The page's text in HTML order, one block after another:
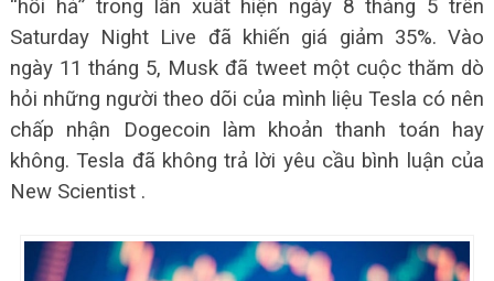
“hối hả” trong lần xuất hiện ngày 8 tháng 5 trên
Saturday Night Live đã khiến giá giảm 35%. Vào
ngày 11 tháng 5, Musk đã tweet một cuộc thăm dò
hỏi những người theo dõi của mình liệu Tesla có nên
chấp nhận Dogecoin làm khoản thanh toán hay
không. Tesla đã không trả lời yêu cầu bình luận của
New Scientist .